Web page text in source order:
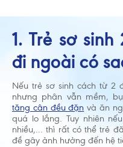
1. Trẻ sơ
đi ngoài có
Nếu trẻ sơ sinh cách từ 2
nhưng phân vẫn mềm,
tăng cân đều đặn và ăn
quá lo lắng. Tuy nhiên
nhiều,... thì rất có thể trẻ
đề gây ảnh hưởng đến hệ